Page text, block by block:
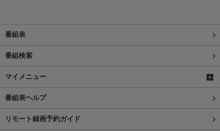
番組表
番組検索
マイメニュー
番組表ヘルプ
リモート録画予約ガイド